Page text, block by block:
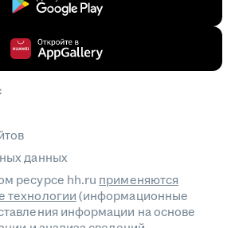
данных
ресурсе hh.ru применяются
технологии(информационные
информации на основе